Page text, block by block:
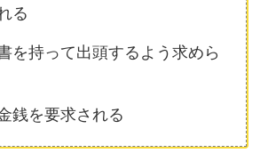
る
を持って出頭するよう求めら
銭を要求される